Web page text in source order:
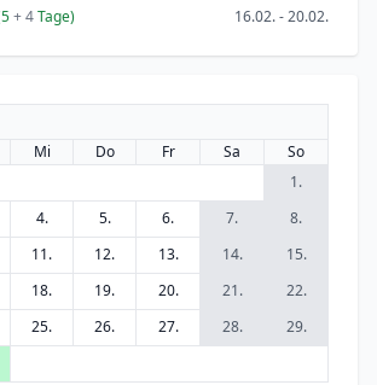
+ 4Tage) 16.02. - 20.02.
Mi Do Fr Sa
So
1.
4. 5. 6. 7.
8.
11. 12. 13. 14.
15.
18. 19. 20. 21.
22.
25. 26. 27. 28.
29.